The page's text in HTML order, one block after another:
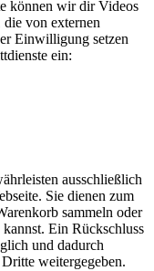
können wir dir Videos
die von externen
Einwilligung setzen
ein:
ausschließlich
Sie dienen zum
sammeln oder
Ein Rückschluss
und dadurch
weitergegeben.